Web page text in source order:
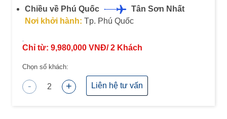
Chiều về Phú Quốc
Tân Sơn Nhất
Nơi khởi hành: Tp. Phú Quốc
Chỉ từ: 9,980,000 VNĐ/2 Khách
Chọn số khách:
- 2 + Liên hệ tư vấn